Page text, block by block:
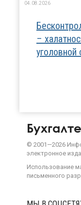
04.08.2026
–
уголовной
© 2001—2026
электронное
Использование
письменного